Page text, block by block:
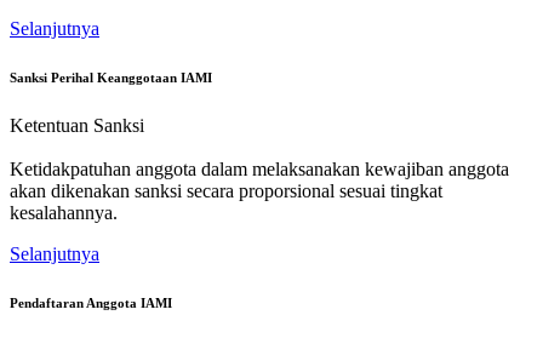
Selanjutnya
Sanksi Perihal Keanggotaan IAMI
Ketentuan Sanksi
Ketidakpatuhan anggota dalam melaksanakan kewajiban anggota
akan dikenakan sanksi secara proporsional sesuai tingkat
kesalahannya.
Selanjutnya
Pendaftaran Anggota IAMI